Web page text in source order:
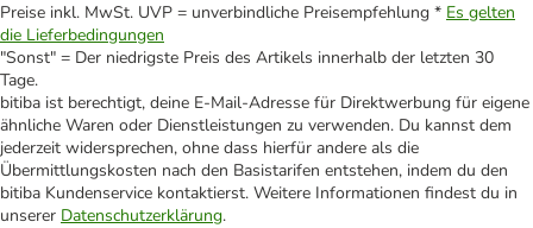
Preise inkl. MwSt. UVP = unverbindliche Preisempfehlung * Es gelten
die Lieferbedingungen
"Sonst" = Der niedrigste Preis des Artikels innerhalb der letzten 30
Tage.
bitiba ist berechtigt, deine E-Mail-Adresse für Direktwerbung für eigene
ähnliche Waren oder Dienstleistungen zu verwenden. Du kannst dem
jederzeit widersprechen, ohne dass hierfür andere als die
Übermittlungskosten nach den Basistarifen entstehen, indem du den
bitiba Kundenservice kontaktierst. Weitere Informationen findest du in
unserer Datenschutzerklärung.